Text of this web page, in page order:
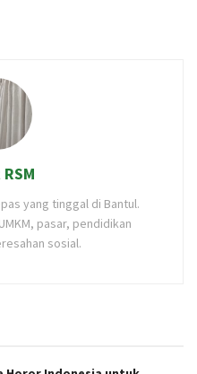
yang tinggal di Bantul.
pasar, pendidikan
sosial.